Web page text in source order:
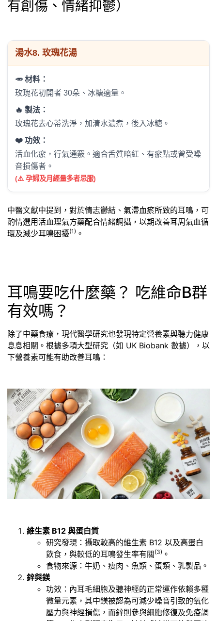
有創傷、情緒抑鬱）
湯水8. 玫瑰花湯
🥕 材料：
玫瑰花初開者 30朵、冰糖適量。
🔥 製法：
玫瑰花去心蒂洗淨，加清水濃煮，後入冰糖。
❤️ 功效：
活血化瘀，行氣通竅。適合舌質暗紅、有瘀點或曾受噪
音損傷者。
(⚠️ 孕婦及月經量多者忌服)
中醫文獻中提到，對於情志鬱結、氣滯血瘀所致的耳鳴，可
酌情選用活血理氣方藥配合情緒調攝，以期改善耳周氣血循
環及減少耳鳴困擾(1) 。
耳鳴要吃什麼藥？ 吃維命B群
有效嗎？
除了中藥食療，現代醫學研究也發現特定營養素與聽力健康
息息相關。根據多項大型研究（如 UK Biobank 數據），以
下營養素可能有助改善耳鳴：
維生素 B12 與蛋白質
研究發現：攝取較高的維生素 B12 以及高蛋白
飲食，與較低的耳鳴發生率有關 (3) 。
食物來源：牛奶、瘦肉、魚類、蛋類、乳製品。
鋅與鎂
功效：內耳毛細胞及聽神經的正常運作依賴多種
微量元素，其中鎂被認為可減少噪音引致的氧化
壓力與神經損傷，而鋅則參與細胞修復及免疫調